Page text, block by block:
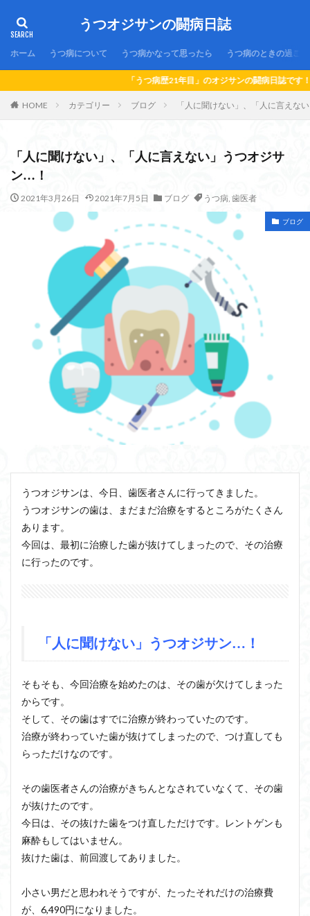
うつオジサンの闘病日誌
ホーム うつ病について うつ病かなって思ったら うつ病のときの過ご
「うつ病歴21年目」のオジサンの闘病日誌です！「うつ病」かなって思
HOME カテゴリー ブログ 「人に聞けない」、「人に言えな
「人に聞けない」、「人に言えない」うつオジサ
ン…！
2021年3月26日 2021年7月5日 ブログ うつ病, 歯医者
ブログ
うつオジサンは、今日、歯医者さんに行ってきました。
うつオジサンの歯は、まだまだ治療をするところがたくさん
あります。
今回は、最初に治療した歯が抜けてしまったので、その治療
に行ったのです。
「人に聞けない」うつオジサン…！
そもそも、今回治療を始めたのは、その歯が欠けてしまった
からです。
そして、その歯はすでに治療が終わっていたのです。
治療が終わっていた歯が抜けてしまったので、つけ直しても
らっただけなのです。
その歯医者さんの治療がきちんとなされていなくて、その歯
が抜けたのです。
今日は、その抜けた歯をつけ直しただけです。レントゲンも
麻酔もしてはいません。
抜けた歯は、前回渡してありました。
小さい男だと思われそうですが、たったそれだけの治療費
が、6,490円になりました。